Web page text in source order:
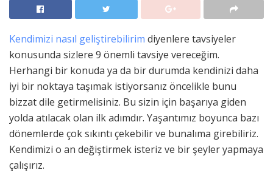
Kendimizi nasıl geliştirebilirim diyenlere tavsiyeler
konusunda sizlere 9 önemli tavsiye vereceğim.
Herhangi bir konuda ya da bir durumda kendinizi daha
iyi bir noktaya taşımak istiyorsanız öncelikle bunu
bizzat dile getirmelisiniz. Bu sizin için başarıya giden
yolda atılacak olan ilk adımdır. Yaşantımız boyunca bazı
dönemlerde çok sıkıntı çekebilir ve bunalıma girebiliriz.
Kendimizi o an değiştirmek isteriz ve bir şeyler yapmaya
çalışırız.